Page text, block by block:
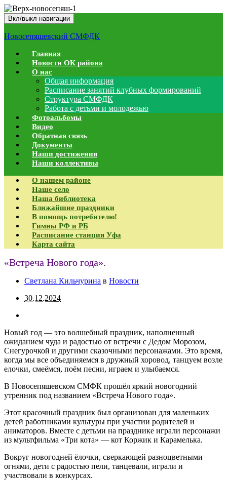
Вкл/выкл навигации
Новосепяшевский СМФДК
Главная
Новости ОК района
О нас
Общая информация
Расписание занятий клубных формирований
Структура СМФДК
Работа с детьми и молодежью
Фотоальбомы
Видео
Обратная связь
Документы
Наши достижения
Наши коллективы
О нашем районе
Наше село
Наша библиотека
Ближайшие праздники
В помощь потребителю!
Гимны РФ и РБ
Расписание станция Уфа
Карта сайта
«Встреча Нового года».
Светлана Кильчурина в Новости
30.12.2024
Новый год — это волшебный праздник, наполненный
ожиданием чуда и радостью от встречи с Дедом Морозом,
Снегурочкой и другими сказочными персонажами. Это время,
когда мы все объединяемся в дружный хоровод, танцуем возле
елочки, смеёмся, поём песни, играем и улыбаемся.
В Новосепяшевском СМФК прошёл яркий новогодний
утренник под названием «Встреча Нового года».
Этот красочный праздник был организован для маленьких
детей работниками культуры при участии родителей и
аниматоров. Вместе с детьми на празднике играли персонажи
из мультфильма «Три кота» — кот Коржик и Карамелька.
Вокруг новогодней ёлочки, сверкающей разноцветными
огнями, дети с радостью пели, танцевали, играли и
участвовали в конкурсах.